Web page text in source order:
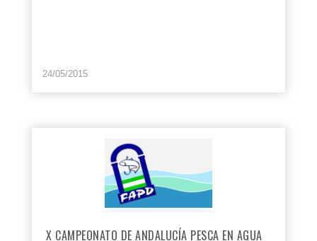
24/05/2015
X CAMPEONATO DE ANDALUCÍA PESCA EN AGUA